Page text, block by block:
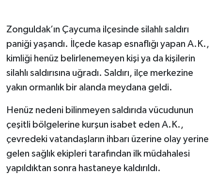
Zonguldak’ın Çaycuma ilçesinde silahlı saldırı
paniği yaşandı. İlçede kasap esnaflığı yapan A.K.,
kimliği henüz belirlenemeyen kişi ya da kişilerin
silahlı saldırısına uğradı. Saldırı, ilçe merkezine
yakın ormanlık bir alanda meydana geldi.
Henüz nedeni bilinmeyen saldırıda vücudunun
çeşitli bölgelerine kurşun isabet eden A.K.,
çevredeki vatandaşların ihbarı üzerine olay yerine
gelen sağlık ekipleri tarafından ilk müdahalesi
yapıldıktan sonra hastaneye kaldırıldı.
Genel
Gökçebey
GÜNDEM
İş ilanı
Kilimli
Kültür - Sanat